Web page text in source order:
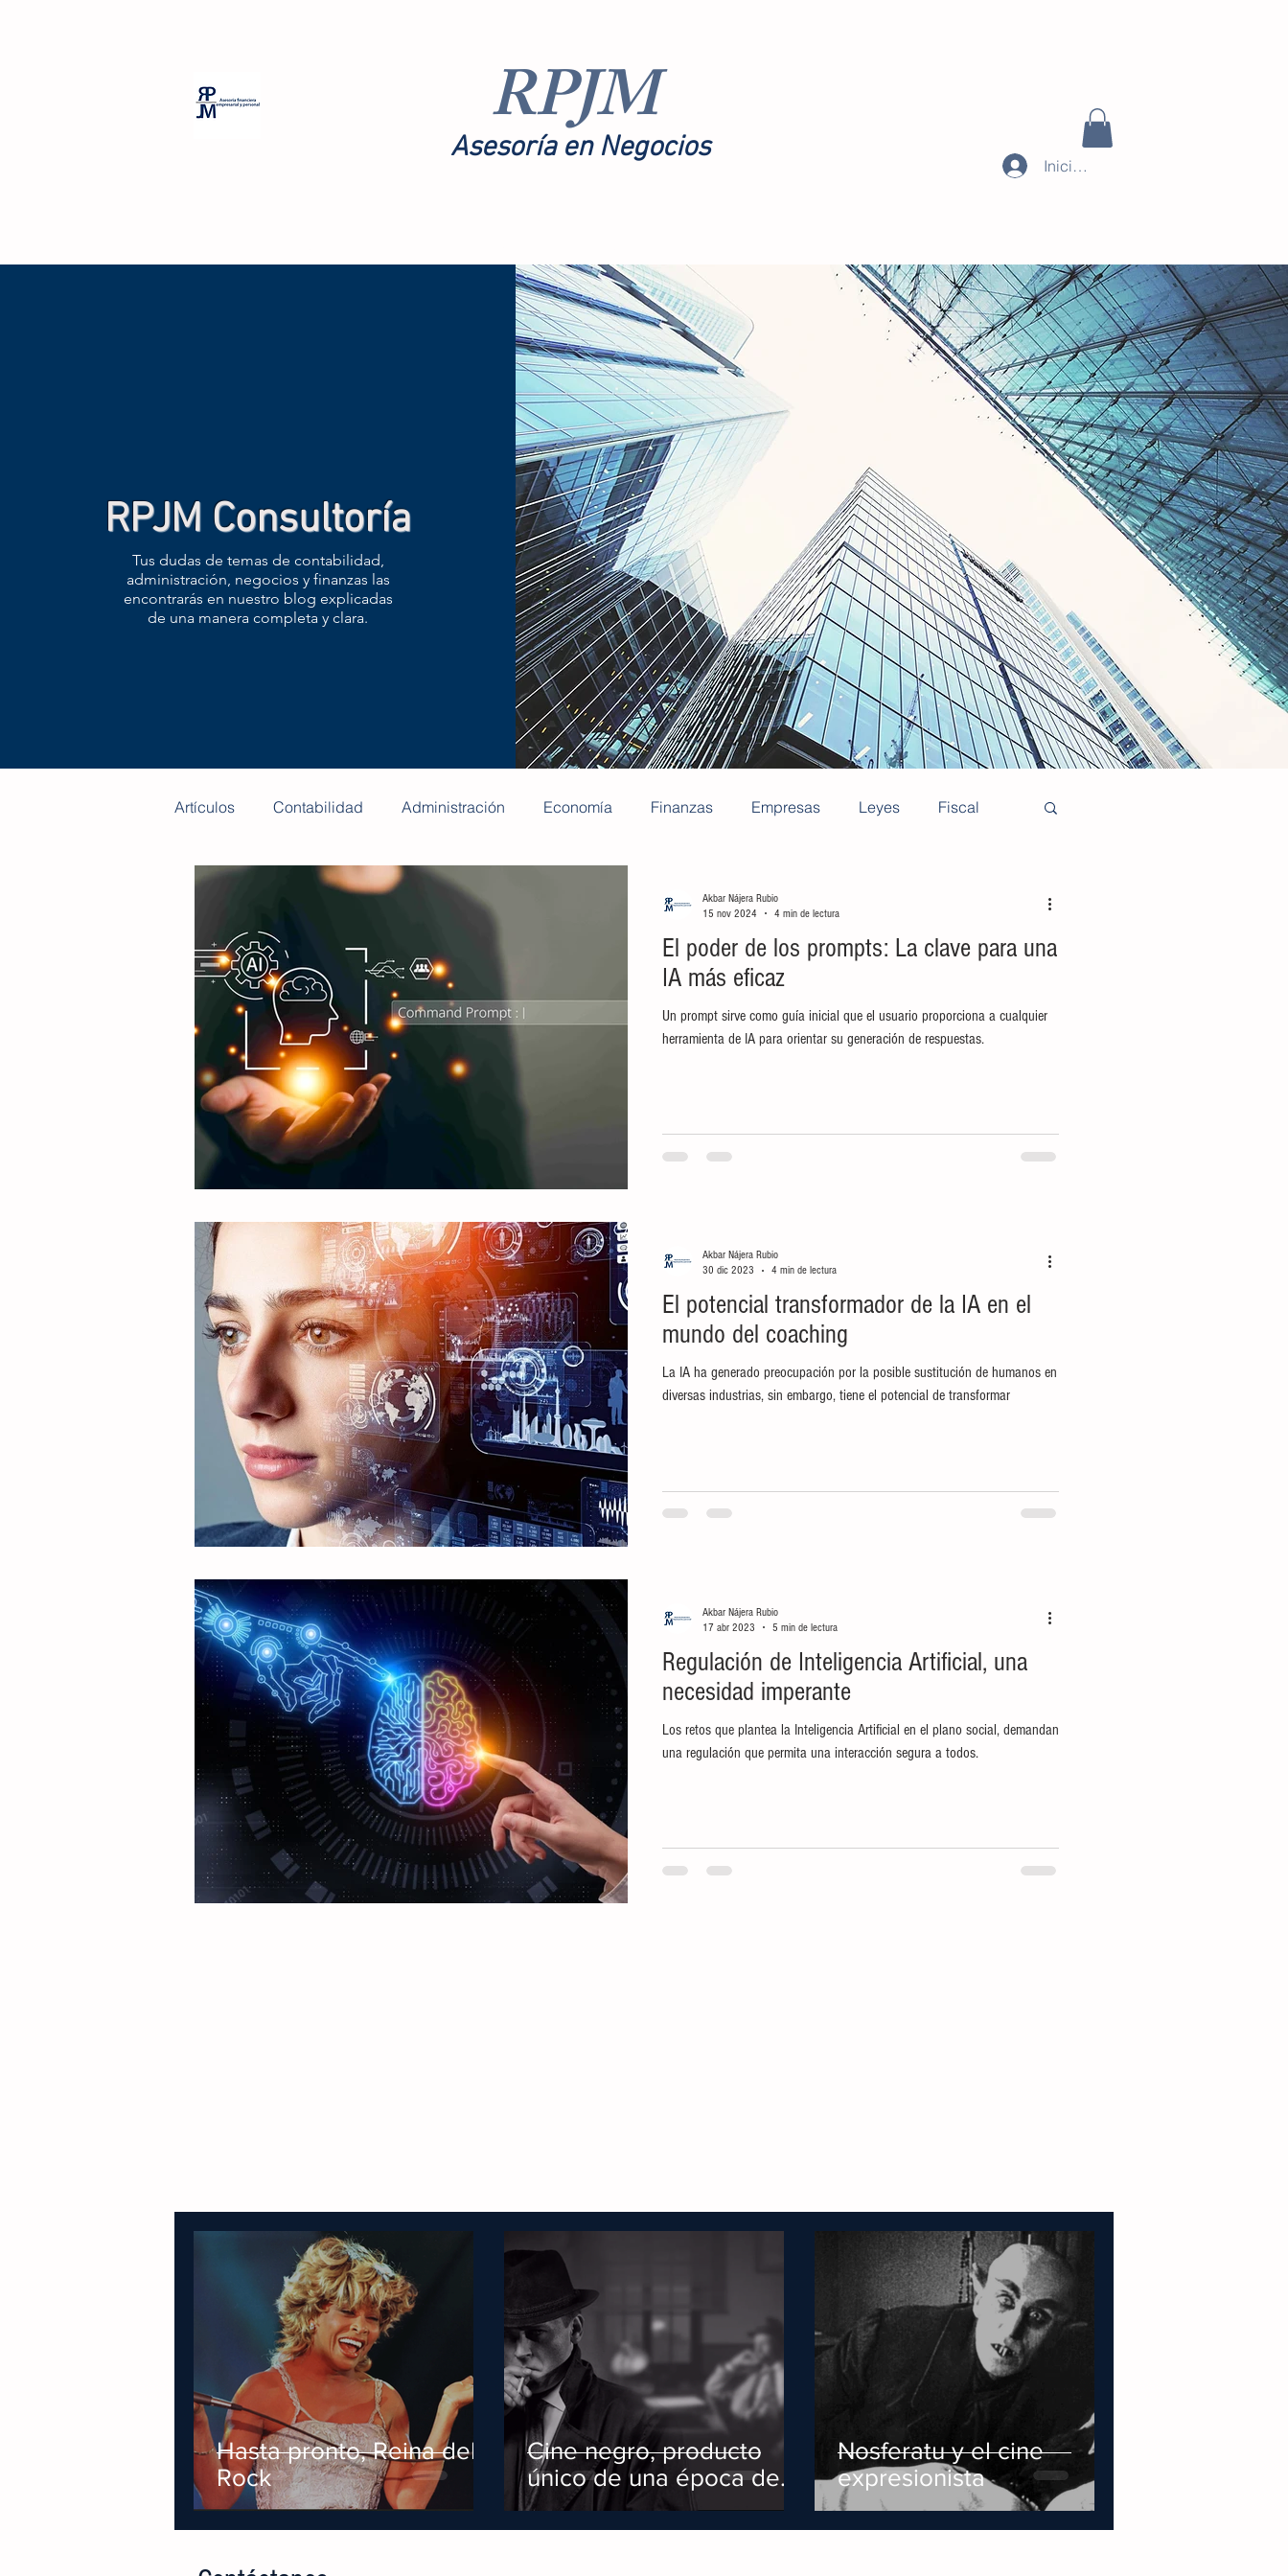
RPJM
Asesoría en Negocios
Iniciar sesión
RPJM Consultoría
Tus dudas de temas de contabilidad,
administración, negocios y finanzas las
encontrarás en nuestro blog explicadas
de una manera completa y clara.
Artículos Contabilidad Administración Economía Finanzas Empresas Leyes Fiscal
Negocios Laboral
Cine Tecnología Marketing Redes sociales Pintura Comercio internacional
Emprendimiento Gestión de Calidad educación Música Rock
Inversión
El poder de los prompts: La clave para una
IA más eficaz
Un prompt sirve como guía inicial que el usuario proporciona a cualquier
herramienta de IA para orientar su generación de respuestas.
Akbar Nájera Rubio
15 nov 2024
4 min de lectura
El potencial transformador de la IA en el
mundo del coaching
La IA ha generado preocupación por la posible sustitución de humanos en
diversas industrias, sin embargo, tiene el potencial de transformar
Akbar Nájera Rubio
30 dic 2023
4 min de lectura
Regulación de Inteligencia Artificial, una
necesidad imperante
Los retos que plantea la Inteligencia Artificial en el plano social, demandan
una regulación que permita una interacción segura a todos.
Akbar Nájera Rubio
17 abr 2023
5 min de lectura
Hasta pronto, Reina del
Rock
Cine negro, producto
único de una época de
crisis
Nosferatu y el cine
expresionista